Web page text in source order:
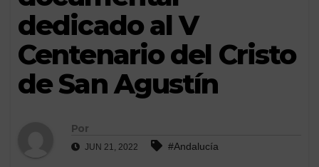
dedicado al V
Centenario del Cristo
de San Agustín
Por
JUN 21, 2022 #Andalucía